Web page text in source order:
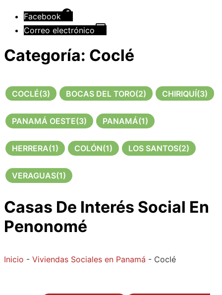
Facebook
Correo electrónico
Categoría: Coclé
COCLÉ(3) BOCAS DEL TORO(2) CHIRIQUÍ(3)
PANAMÁ OESTE(3) PANAMÁ(1)
HERRERA(1) COLÓN(1) LOS SANTOS(2)
VERAGUAS(1)
Casas De Interés Social En
Penonomé
Inicio - Viviendas Sociales en Panamá - Coclé